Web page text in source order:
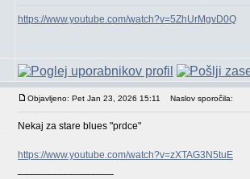
https://www.youtube.com/watch?v=5ZhUrMgvD0Q
Objavljeno: Pet Jan 23, 2026 15:11 Naslov sporočila:
Nekaj za stare blues "prdce"
https://www.youtube.com/watch?v=zXTAG3N5tuE